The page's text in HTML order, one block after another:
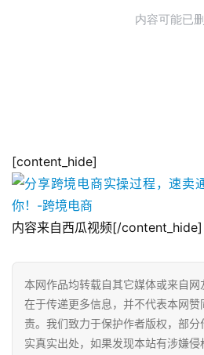
[content_hide]
内容来自西瓜视频[/content_hide]
本网作品均转载自其它媒体或来自
在于传递更多信息，并不代表本网
责。我们致力于保护作者版权，部
实真实出处，如果发现本站有涉嫌